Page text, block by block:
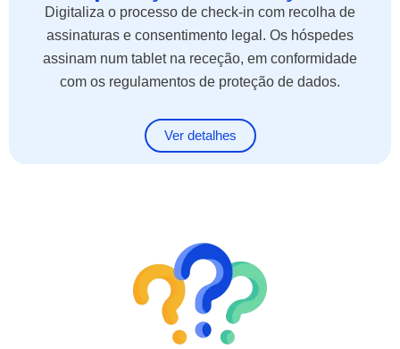
Digitaliza o processo de check-in com recolha de
assinaturas e consentimento legal. Os hóspedes
assinam num tablet na receção, em conformidade
com os regulamentos de proteção de dados.
Ver detalhes